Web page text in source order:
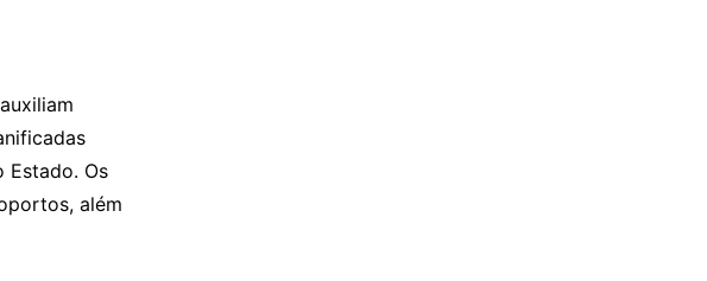
Estado. Os
além